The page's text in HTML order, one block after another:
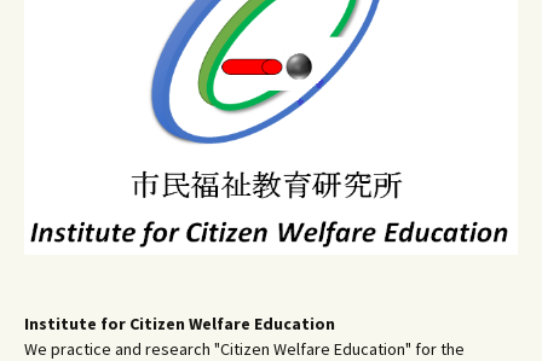
Institute for Citizen Welfare Education
We practice and research "Citizen Welfare Education" for the